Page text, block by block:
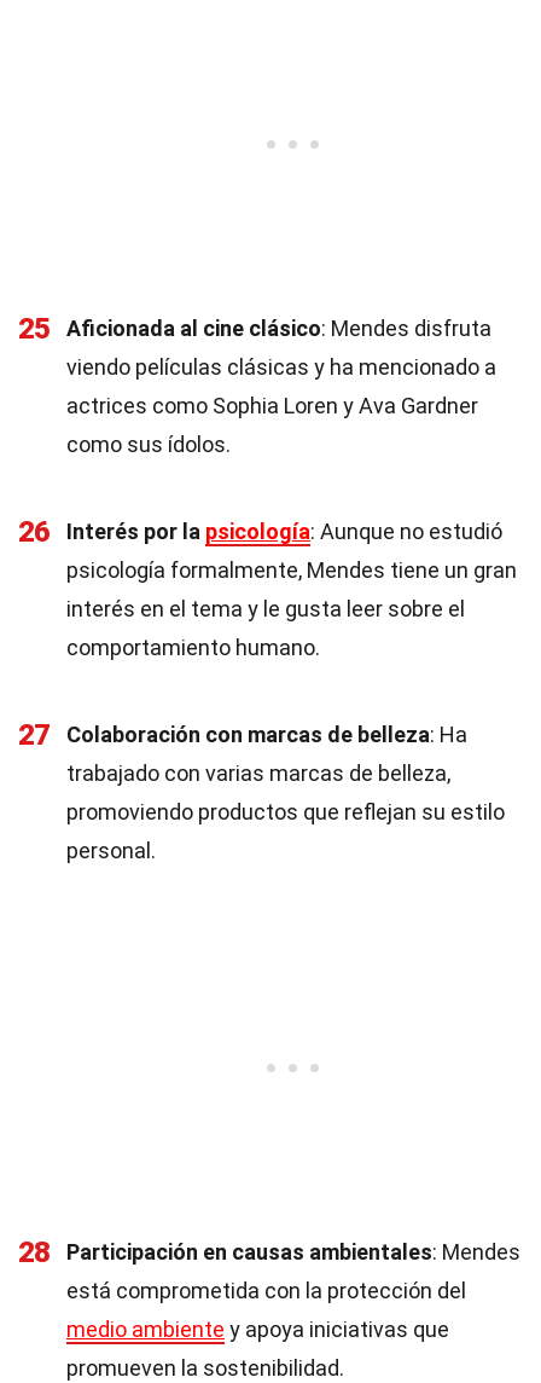
25 Aficionada al cine clásico: Mendes disfruta
viendo películas clásicas y ha mencionado a
actrices como Sophia Loren y Ava Gardner
como sus ídolos.
26 Interés por la psicología: Aunque no estudió
psicología formalmente, Mendes tiene un gran
interés en el tema y le gusta leer sobre el
comportamiento humano.
27 Colaboración con marcas de belleza: Ha
trabajado con varias marcas de belleza,
promoviendo productos que reflejan su estilo
personal.
28 Participación en causas ambientales: Mendes
está comprometida con la protección del
medio ambiente y apoya iniciativas que
promueven la sostenibilidad.